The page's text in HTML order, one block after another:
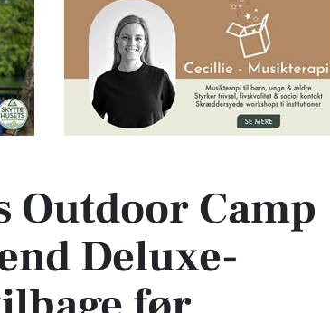
Deluxe-weekender tilbage før højsæsonen
Outdoor Camp
Deluxe-